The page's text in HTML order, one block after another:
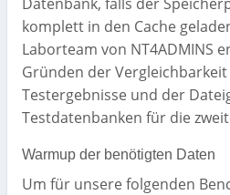
komplett in den Cache
Laborteam von NT4ADMINS
Gründen der
Testergebnisse und der
Testdatenbanken für die
Warmup der benötigten Daten
Um für unsere folgenden